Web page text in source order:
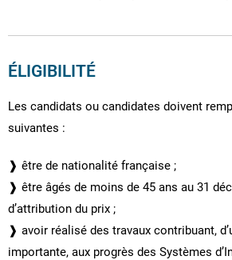
ÉLIGIBILITÉ
Les candidats ou candidates doivent
suivantes :
❱ être de nationalité française ;
❱ être âgés de moins de 45 ans au 31
d’attribution du prix ;
❱ avoir réalisé des travaux contribuant,
importante, aux progrès des Systèmes